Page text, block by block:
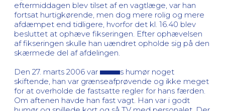
eftermiddagen blev tilset af en vagtlæge, var han
fortsat hurtigkørende, men dog mere rolig og mere
afdæmpet end tidligere, hvorfor det kl. 16.40 blev
besluttet at ophæve fikseringen. Efter ophævelsen
af fikseringen skulle han uændret opholde sig på den
skærmede del af afdelingen.
Den 27. marts 2006 var
s humør noget
skiftende, han var grænseafprøvende og ikke meget
for at overholde de fastsatte regler for hans færden.
Om aftenen havde han fast vagt. Han var i godt